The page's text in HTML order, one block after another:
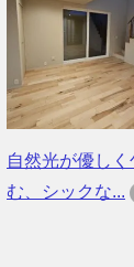
自然光が優しく
む、シックな...